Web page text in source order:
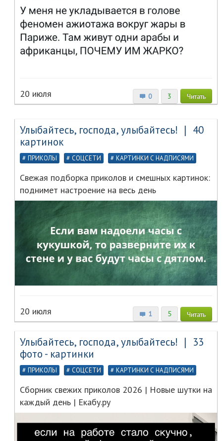
0 3 Читать
20 июля
Улыбайтесь, господа, улыбайтесь! ❘ 40
картинок
ПРИКОЛЫ СОЦСЕТИ КАРТИНКИ С НАДПИСЯМИ
Свежая подборка приколов и смешных картинок:
поднимет настроение на весь день
1 5 Читать
20 июля
Улыбайтесь, господа, улыбайтесь! ❘ 33
фото - картинки
ПРИКОЛЫ СОЦСЕТИ КАРТИНКИ С НАДПИСЯМИ
Сборник свежих приколов 2026 | Новые шутки на
каждый день | Екабу.ру